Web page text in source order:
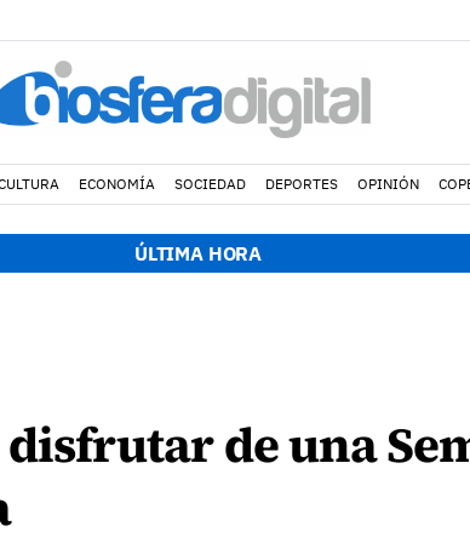
ECONOMÍA SOCIEDAD DEPORTES OPINIÓN
ÚLTIMA HORA
de una